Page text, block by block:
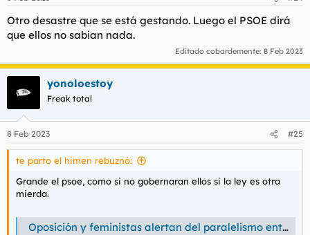
Otro desastre que se está gestando. Luego el PSOE dirá
que ellos no sabian nada.
Editado cobardemente: 8 Feb 2023
yonoloestoy
Freak total
8 Feb 2023 #25
te parto el himen rebuznó:
Grande el psoe, como si no gobernaran ellos si la ley es otra
mierda.
Oposición y feministas alertan del paralelismo entre el 'sí es sí' y la Ley Trans: "Las consecuencias actuales se multiplicarán por mil"